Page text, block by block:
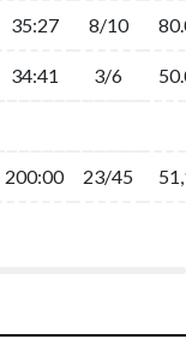
35:27 8/10
34:41 3/6
200:00 23/45
35:27 8/10
34:41 3/6
200:00 23/45